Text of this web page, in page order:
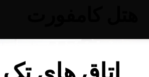
اتاق های